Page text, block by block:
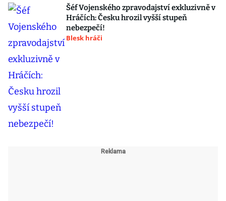
Šéf Vojenského zpravodajství exkluzivně v
Hráčích: Česku hrozil vyšší stupeň
nebezpečí!
Blesk hráči